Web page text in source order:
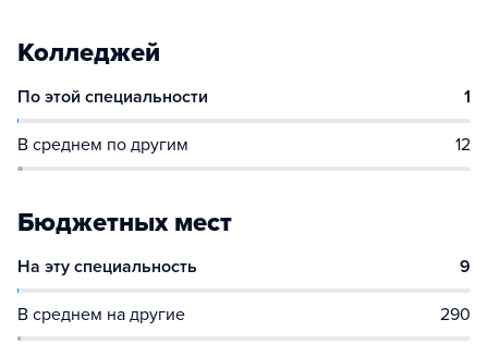
Колледжей
По этой специальности 1
В среднем по другим 12
Бюджетных мест
На эту специальность 9
В среднем на другие 290